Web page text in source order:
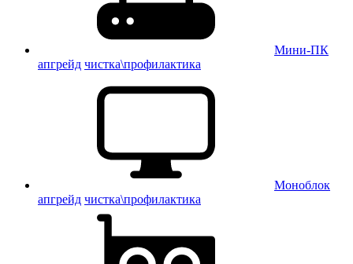
Мини-ПК
апгрейд чистка\профилактика
Моноблок
апгрейд чистка\профилактика